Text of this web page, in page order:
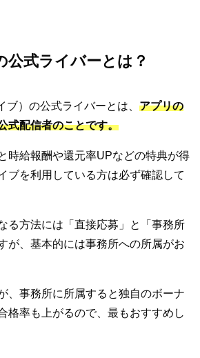
公式ライバーとは？
ブ）の公式ライバーとは、 アプリの
式配信者のことです。
時給報酬や還元率UPなどの特典が得
ブを利用している方は必ず確認して
る方法には「直接応募」と「事務所
が、基本的には事務所への所属がお
、事務所に所属すると独自のボーナ
格率も上がるので、最もおすすめし